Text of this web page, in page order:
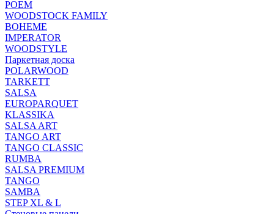
POEM
WOODSTOCK FAMILY
BOHEME
IMPERATOR
WOODSTYLE
Паркетная доска
POLARWOOD
TARKETT
SALSA
EUROPARQUET
KLASSIKA
SALSA ART
TANGO ART
TANGO CLASSIC
RUMBA
SALSA PREMIUM
TANGO
SAMBA
STEP XL & L